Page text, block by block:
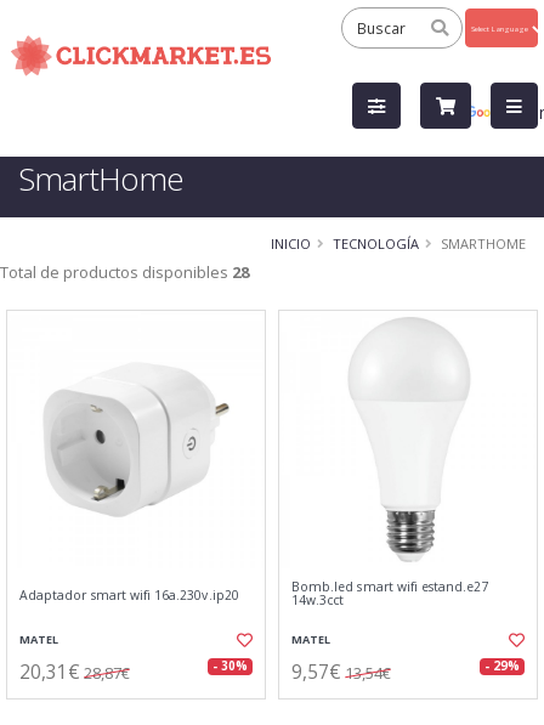
by
SmartHome
INICIO TECNOLOGÍA SMARTHOME
Total de productos disponibles 28
Adaptador smart wifi 16a.230v.ip20
MATEL
20,31€ 28,87€ - 30%
Bomb.led smart wifi estand.e27
14w.3cct
MATEL
9,57€ 13,54€ - 29%